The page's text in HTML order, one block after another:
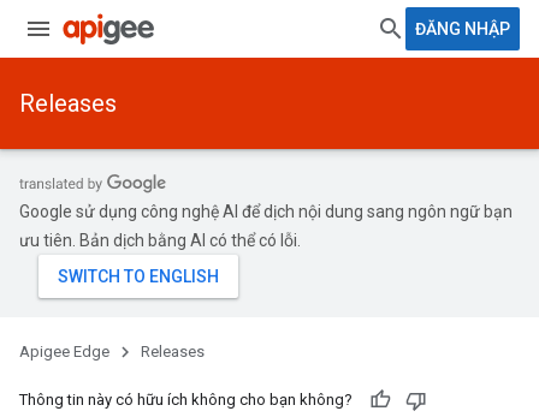
ĐĂNG NHẬP
Releases
Google sử dụng công nghệ AI để dịch nội dung sang ngôn ngữ bạn
ưu tiên. Bản dịch bằng AI có thể có lỗi.
Apigee Edge Releases
Thông tin này có hữu ích không cho bạn không?